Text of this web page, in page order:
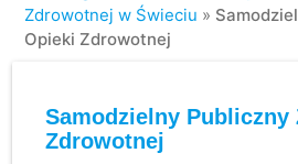
Zdrowotnej w Świeciu »
Opieki Zdrowotnej
Samodzielny Publiczny
Zdrowotnej